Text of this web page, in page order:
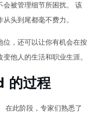
会被管理细节所困扰。 该
头到尾都毫不费力。
位，还可以让你有机会在按
他人的生活和职业生涯。
的过程
在此阶段，专家们熟悉了